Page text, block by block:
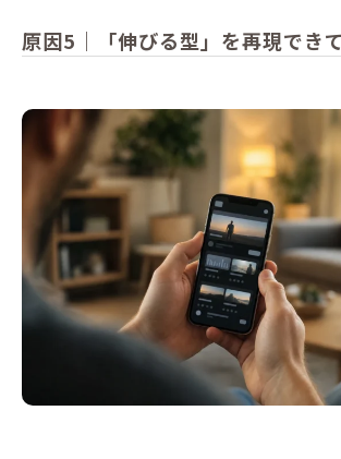
原因5｜「伸びる型」を再現でき